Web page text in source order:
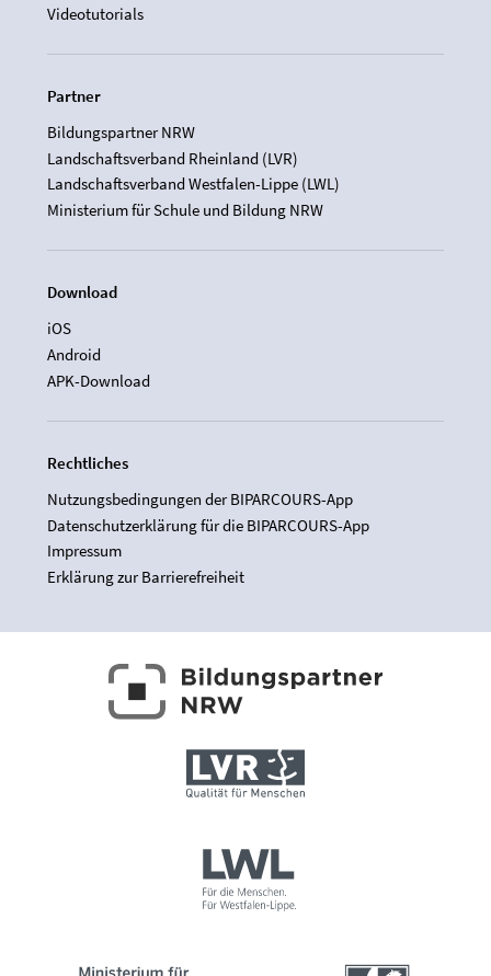
Videotutorials
Partner
Bildungspartner NRW
Landschaftsverband Rheinland (LVR)
Landschaftsverband Westfalen-Lippe (LWL)
Ministerium für Schule und Bildung NRW
Download
iOS
Android
APK-Download
Rechtliches
Nutzungsbedingungen der BIPARCOURS-App
Datenschutzerklärung für die BIPARCOURS-App
Impressum
Erklärung zur Barrierefreiheit